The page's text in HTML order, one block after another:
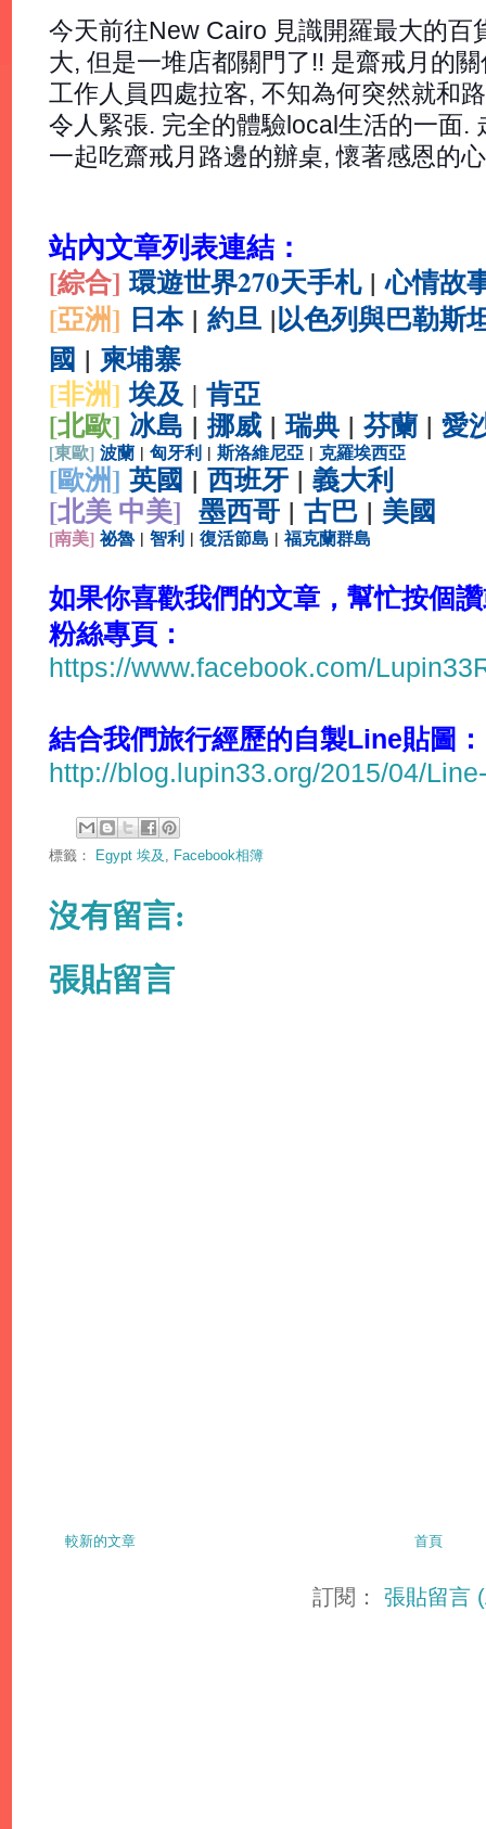
今天前往New Cairo 見識開羅最大的百
大, 但是一堆店都關門了!! 是齋戒月的
工作人員四處拉客, 不知為何突然就和
令人緊張. 完全的體驗local生活的一面.
一起吃齋戒月路邊的辦桌, 懷著感恩的
站內文章列表連結：
[綜合] 環遊世界270天手札|心情故
[亞洲] 日本 | 約旦 |以色列與巴勒斯
國 | 柬埔寨
[非洲]埃及 | 肯亞
[北歐] 冰島 | 挪威 | 瑞典 | 芬蘭 | 愛
[東歐] 波蘭 | 匈牙利 | 斯洛維尼亞 | 克羅埃西亞
[歐洲] 英國 | 西班牙 | 義大利
[北美 中美] 墨西哥 | 古巴 | 美國
[南美] 祕魯 | 智利 | 復活節島 | 福克蘭群島
如果你喜歡我們的文章，幫忙按個
粉絲專頁：
https://www.facebook.com/
結合我們旅行經歷的自製Line貼圖：
http://blog.lupin33.org/2015/04/
標籤： Egypt 埃及 Facebook相簿
沒有留言:
張貼留言
較新的文章 首頁
訂閱：張貼留言